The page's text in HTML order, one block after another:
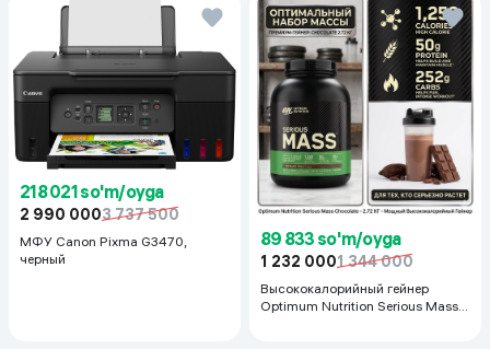
218 021 so'm/oyga
2 990 0003 737 500
МФУ Canon Pixma G3470,
черный
89 833 so'm/oyga
1 232 0001 344 000
Высококалорийный гейнер
Optimum Nutrition Serious Mass,